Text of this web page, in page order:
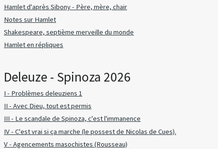
Hamlet d'après Sibony - Père, mère, chair
Notes sur Hamlet
Shakespeare, septième merveille du monde
Hamlet en répliques
Deleuze - Spinoza 2026
I - Problèmes deleuziens 1
II - Avec Dieu, tout est permis
III - Le scandale de Spinoza, c'est l'immanence
IV - C'est vrai si ça marche (le possest de Nicolas de Cues).
V - Agencements masochistes (Rousseau)